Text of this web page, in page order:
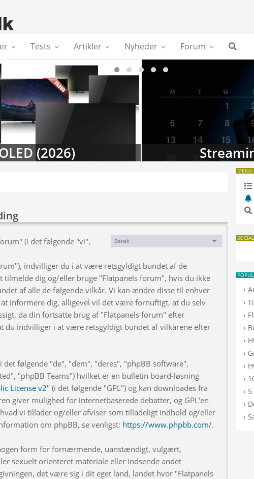
Tests Artikler Nyheder Forum
(2026)
Sprog:
Dansk
(i det følgende "vi",
indvilliger du i at være retsgyldigt bundet af de
dig og/eller bruge "Flatpanels forum", hvis du ikke
af alle de følgende vilkår. Vi kan ændre disse til enhver
informere dig, alligevel vil det være fornuftigt, at du selv
da din fortsatte brug af "Flatpanels forum" efter
du indvilliger i at være retsgyldigt bundet af vilkårene efter
det følgende "de", "dem", "deres", "phpBB software",
"phpBB Teams") hvilket er en bulletin board-løsning
License v2" (i det følgende "GPL") og kan downloades fra
giver mulighed for internetbaserede debatter, og GPL'en
vi tillader og/eller afviser som tilladeligt indhold og/eller
om phpBB, se venligst: https://www.phpbb.com/.
form for fornærmende, uanstændigt, vulgært,
sexuelt orienteret materiale eller indsende andet
det være sig i dit eget land, landet hvor "Flatpanels
MENU
›
›
›
›
›
›
›
›
›
›
›